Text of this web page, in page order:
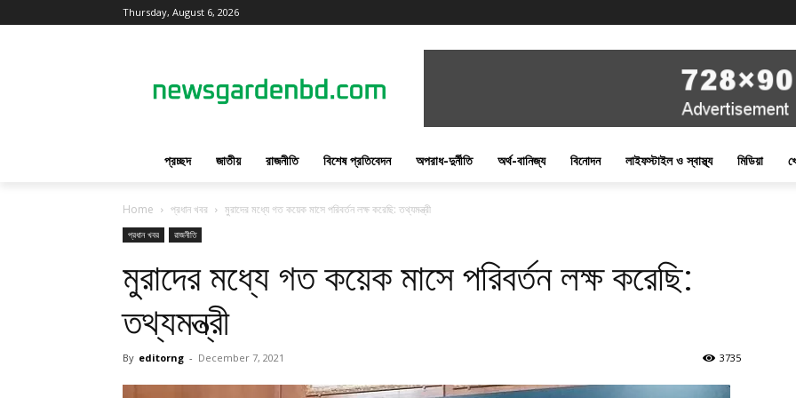
Thursday, August 6, 2026
প্রচ্ছদ জাতীয় রাজনীতি বিশেষ প্রতিবেদন অপরাধ-দুর্নীতি অর্থ-বানিজ্য বিনোদন লাইফস্টাইল ও স্বাস্থ্য মিডিয়া
Home প্রধান খবর মুরাদের মধ্যে গত কয়েক মাসে পরিবর্তন লক্ষ করেছি: তথ্যমন্ত্রী
প্রধান খবর রাজনীতি
মুরাদের মধ্যে গত কয়েক মাসে পরিবর্তন লক্ষ করেছি:
তথ্যমন্ত্রী
By editorng - December 7, 2021 3735